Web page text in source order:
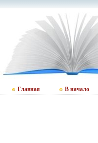
Главная В начало